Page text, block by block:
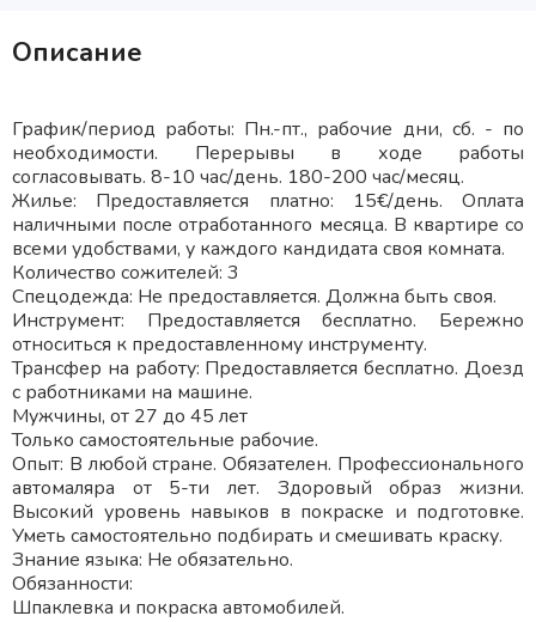
Описание
График/период работы: Пн.-пт., рабочие дни, сб. - по
необходимости. Перерывы в ходе работы
согласовывать. 8-10 час/день. 180-200 час/месяц.
Жилье: Предоставляется платно: 15€/день. Оплата
наличными после отработанного месяца. В квартире со
всеми удобствами, у каждого кандидата своя комната.
Количество сожителей: 3
Спецодежда: Не предоставляется. Должна быть своя.
Инструмент: Предоставляется бесплатно. Бережно
относиться к предоставленному инструменту.
Трансфер на работу: Предоставляется бесплатно. Доезд
с работниками на машине.
Мужчины, от 27 до 45 лет
Только самостоятельные рабочие.
Опыт: В любой стране. Обязателен. Профессионального
автомаляра от 5-ти лет. Здоровый образ жизни.
Высокий уровень навыков в покраске и подготовке.
Уметь самостоятельно подбирать и смешивать краску.
Знание языка: Не обязательно.
Обязанности:
Шпаклевка и покраска автомобилей.